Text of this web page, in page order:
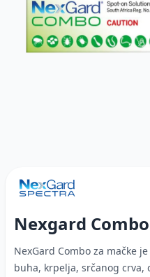
Nexgard
NexGard Combo za mačke
buha, krpelja, srčanog